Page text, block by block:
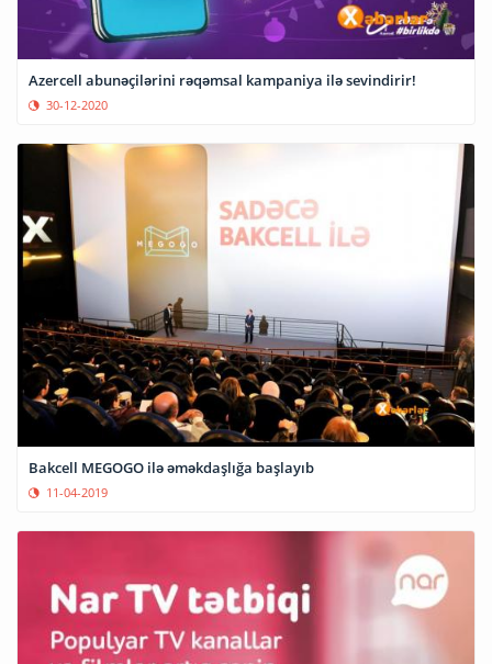
Azercell abunəçilərini rəqəmsal kampaniya ilə sevindirir!
30-12-2020
Bakcell MEGOGO ilə əməkdaşlığa başlayıb
11-04-2019